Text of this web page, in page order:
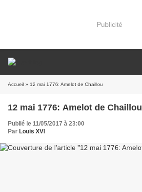
Publicité
Accueil » 12 mai 1776: Amelot de Chaillou
12 mai 1776: Amelot de Chaillou
Publié le 11/05/2017 à 23:00
Par Louis XVI